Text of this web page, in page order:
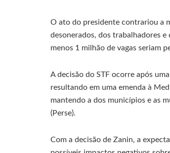
O ato do presidente contrariou a
desonerados, dos trabalhadores
menos 1 milhão de vagas seriam
A decisão do STF ocorre após
resultando em uma emenda à
mantendo a dos municípios e as
(Perse).
Com a decisão de Zanin, a